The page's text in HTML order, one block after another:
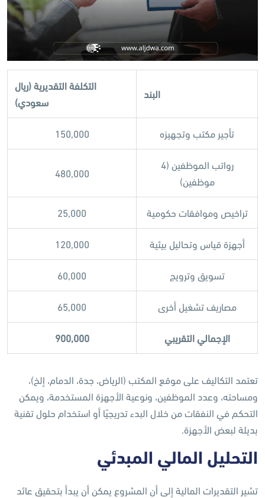
البند
التكلفة التقديرية (ريال
سعودي)
تأجير مكتب وتجهيزه 150,000
رواتب الموظفين (4
موظفين)
480,000
تراخيص وموافقات حكومية 25,000
أجهزة قياس وتحاليل بيئية 120,000
تسويق وترويج 60,000
مصاريف تشغيل أخرى 65,000
الإجمالي التقريبي 900,000
تعتمد التكاليف على موقع المكتب (الرياض، جدة، الدمام، إلخ)،
ومساحته، وعدد الموظفين، ونوعية الأجهزة المستخدمة، ويمكن
التحكم في النفقات من خلال البدء تدريجيًا أو استخدام حلول تقنية
بديلة لبعض الأجهزة.
التحليل المالي المبدئي
تشير التقديرات المالية إلى أن المشروع يمكن أن يبدأ بتحقيق عائد